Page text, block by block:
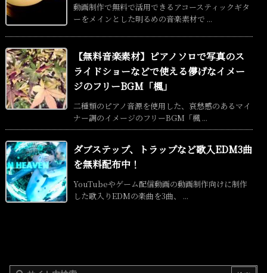
動画制作で無料で活用できるアコースティックギタ
ーをメインとした明るめの音楽素材で ...
【無料音楽素材】ピアノソロで写真のス
ライドショーなどで使える儚げなイメー
ジのフリーBGM「楓」
二種類のピアノ音源を使用した、哀愁感のあるマイ
ナー調のイメージのフリーBGM「楓 ...
ダブステップ、トラップなど歌入EDM3曲
を無料配布中！
YouTubeやゲーム配信動画の動画制作向けに制作
した歌入りEDMの楽曲を3曲、 ...